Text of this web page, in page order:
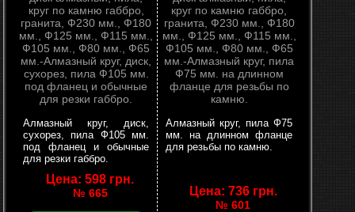
Алмазный круг, диск,
сухорез, пила Ф105 мм.
под фланец и обычные
для резки габбро.
Цена: 598 грн.
№ 665
Алмазный круг, пила Ф75
мм. на длинном фланце
для резьбы по камню.
Цена: 736 грн.
№ 601